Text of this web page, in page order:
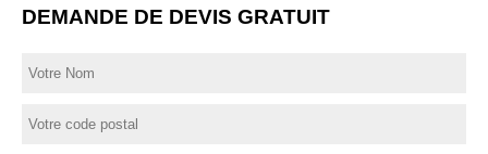
DEMANDE DE DEVIS GRATUIT